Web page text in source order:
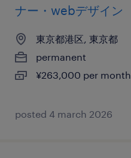
ナー・webデザイン
東京都港区, 東京都
permanent
¥263,000 per month
posted 4 march 2026